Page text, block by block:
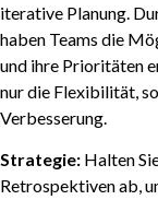
iterative Planung.
haben Teams die
und ihre Prioritäten
nur die Flexibilität,
Verbesserung.
Strategie: Halten
Retrospektiven ab,